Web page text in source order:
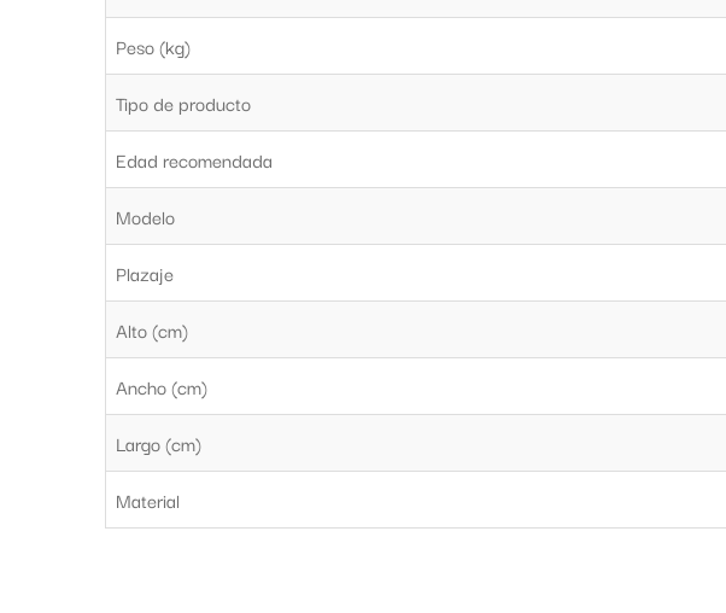
Peso (kg)
Tipo de producto
Edad recomendada
Modelo
Plazaje
Alto (cm)
Ancho (cm)
Largo (cm)
Material